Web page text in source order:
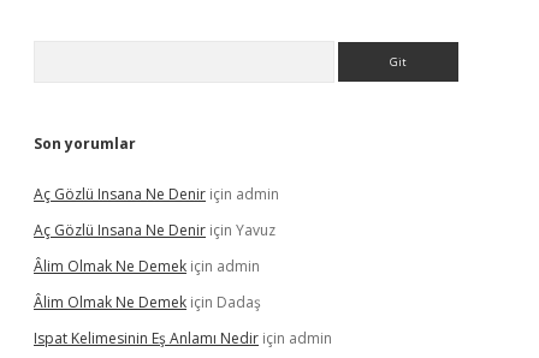
Son yorumlar
Aç Gözlü Insana Ne Denir için admin
Aç Gözlü Insana Ne Denir için Yavuz
Âlim Olmak Ne Demek için admin
Âlim Olmak Ne Demek için Dadaş
Ispat Kelimesinin Eş Anlamı Nedir için admin